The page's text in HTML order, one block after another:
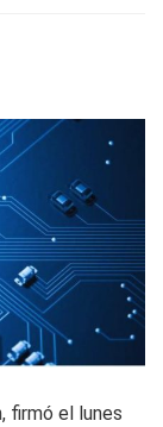
firmó el lunes